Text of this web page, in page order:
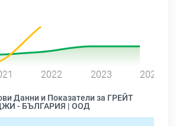
2022 2023 2024
Данни и Показатели за ГРЕЙТ
- БЪЛГАРИЯ | ООД